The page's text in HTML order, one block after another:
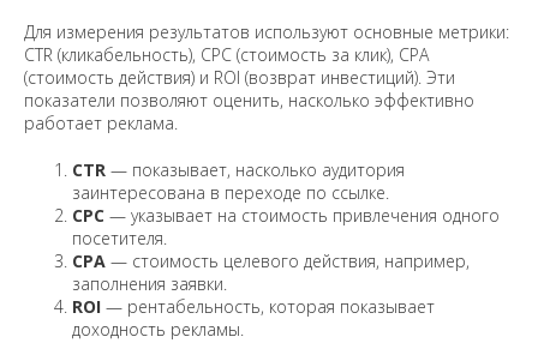
Для измерения результатов используют основные метрики:
CTR (кликабельность), CPC (стоимость за клик), CPA
(стоимость действия) и ROI (возврат инвестиций). Эти
показатели позволяют оценить, насколько эффективно
работает реклама.
CTR — показывает, насколько аудитория
заинтересована в переходе по ссылке.
CPC — указывает на стоимость привлечения одного
посетителя.
CPA — стоимость целевого действия, например,
заполнения заявки.
ROI — рентабельность, которая показывает
доходность рекламы.